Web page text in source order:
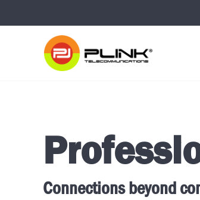
Connections beyond